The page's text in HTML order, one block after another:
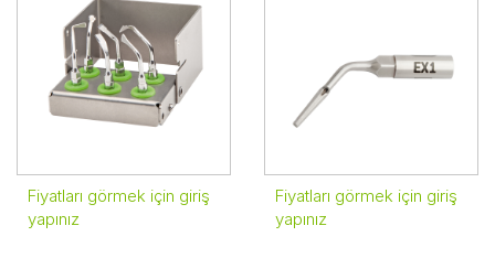
Fiyatları görmek için giriş
yapınız
Fiyatları görmek için giriş
yapınız